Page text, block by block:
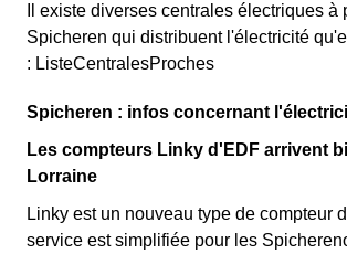
Il existe diverses centrales électriques à
Spicheren qui distribuent l'électricité
: ListeCentralesProches
Spicheren : infos concernant
Les compteurs Linky d'EDF arrivent
Lorraine
Linky est un nouveau type de compteur
service est simplifiée pour les